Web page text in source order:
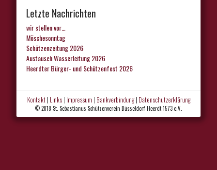
Letzte Nachrichten
wir stellen vor…
Möschesonntag
Schützenzeitung 2026
Austausch Wasserleitung 2026
Heerdter Bürger- und Schützenfest 2026
Kontakt| Links| Impressum | Bankverbindung| Datenschutzerklärung
© 2018 St. Sebastianus Schützenverein Düsseldorf-Heerdt 1573 e.V.